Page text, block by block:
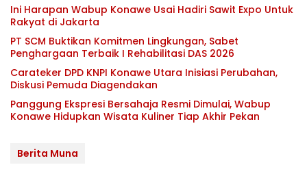
Ini Harapan Wabup Konawe Usai Hadiri Sawit Expo Untuk
Rakyat di Jakarta
PT SCM Buktikan Komitmen Lingkungan, Sabet
Penghargaan Terbaik I Rehabilitasi DAS 2026
Carateker DPD KNPI Konawe Utara Inisiasi Perubahan,
Diskusi Pemuda Diagendakan
Panggung Ekspresi Bersahaja Resmi Dimulai, Wabup
Konawe Hidupkan Wisata Kuliner Tiap Akhir Pekan
Berita Muna